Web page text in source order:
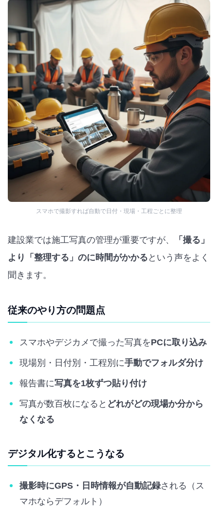
スマホで撮影すれば自動で日付・現場・工程ごとに整理
建設業では施工写真の管理が重要ですが、
「撮る」
より「整理する」のに時間がかかる という声をよく
聞きます。
従来のやり方の問題点
スマホやデジカメで撮った写真をPCに取り込み
現場別・日付別・工程別に手動でフォルダ分け
報告書に写真を1枚ずつ貼り付け
写真が数百枚になると どれがどの現場か分から
なくなる
デジタル化するとこうなる
撮影時にGPS・日時情報が自動記録される（ス
マホならデフォルト）